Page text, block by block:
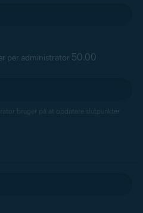
per administrator 50.00
bruger på at opdatere slutpunkter